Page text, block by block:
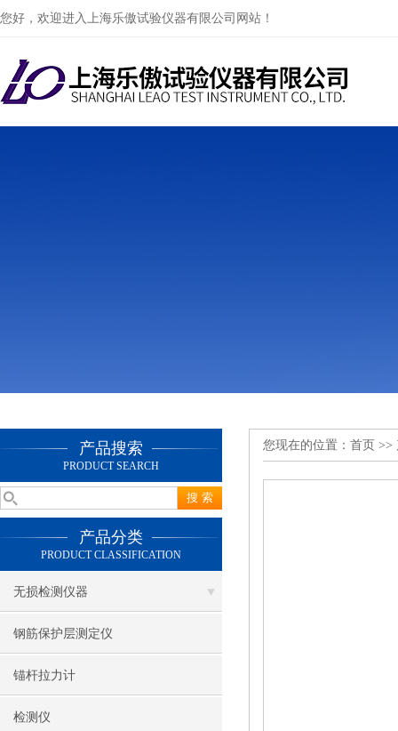
您好，欢迎进入上海乐傲试验仪器有限公司网站！
产品搜索
PRODUCT SEARCH
产品分类
PRODUCT CLASSIFICATION
无损检测仪器
钢筋保护层测定仪
锚杆拉力计
检测仪
您现在的位置： 首页 >>